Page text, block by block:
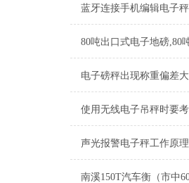
声光报警电子秤工作原理